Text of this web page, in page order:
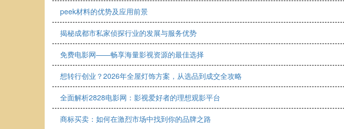
peek材料的优势及应用前景
揭秘成都市私家侦探行业的发展与服务优势
免费电影网——畅享海量影视资源的最佳选择
想转行创业？2026年全屋灯饰方案，从选品到成交全攻略
全面解析2828电影网：影视爱好者的理想观影平台
商标买卖：如何在激烈市场中找到你的品牌之路